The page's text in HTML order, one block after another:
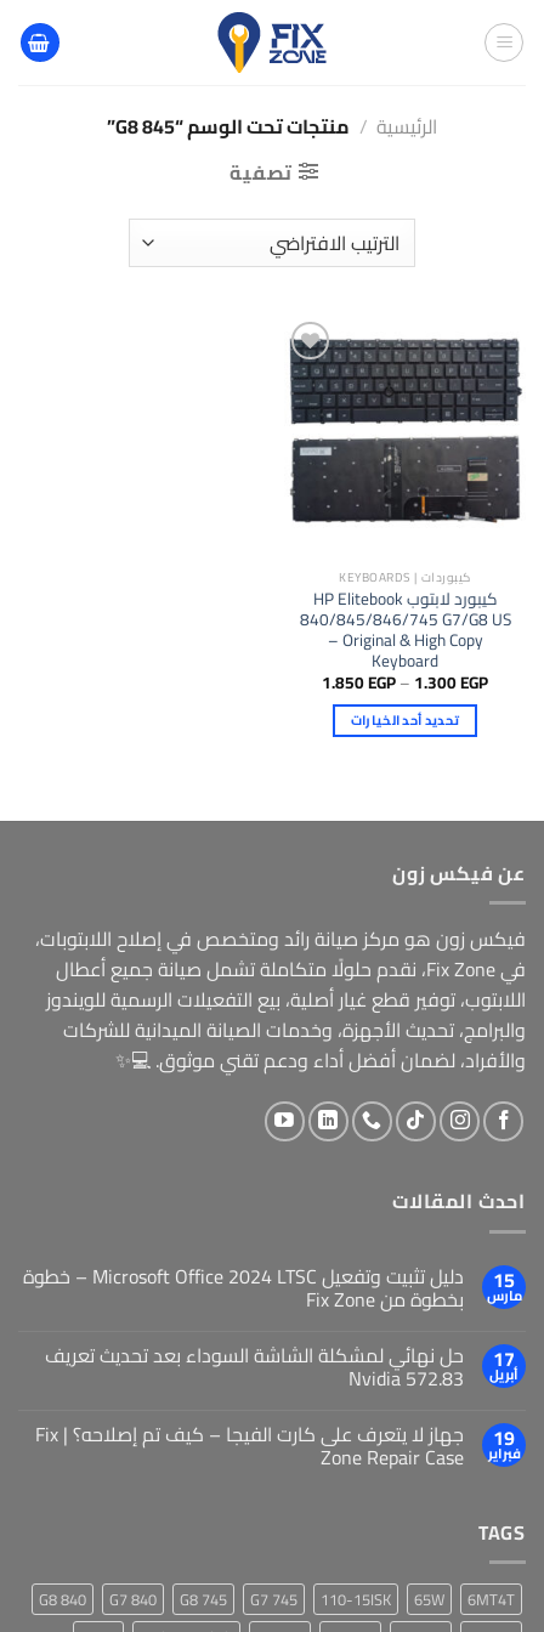
تخطي
للمحتوى
الرئيسية / منتجات تحت الوسم “845 G8”
تصفية
كيبوردات | KEYBOARDS
كيبورد لابتوب HP Elitebook
840/845/846/745 G7/G8 US
– Original & High Copy
Keyboard
1.300EGP
–
1.850EGP
تحديد أحد الخيارات
الأشكال
لهذا
يمكن
اختيار
الخيارات
على
صفحة
المنتج
عن فيكس زون
فيكس زون هو مركز صيانة رائد ومتخصص في إصلاح اللابتوبات،
في Fix Zone، نقدم حلولًا متكاملة تشمل صيانة جميع أعطال
اللابتوب، توفير قطع غيار أصلية، بيع التفعيلات الرسمية للويندوز
والبرامج، تحديث الأجهزة، وخدمات الصيانة الميدانية للشركات
والأفراد، لضمان أفضل أداء ودعم تقني موثوق. 💻✨
احدث المقالات
15
مارس
دليل تثبيت وتفعيل Microsoft Office 2024 LTSC – خطوة
بخطوة من Fix Zone
17
أبريل
حل نهائي لمشكلة الشاشة السوداء بعد تحديث تعريف
Nvidia 572.83
19
فبراير
جهاز لا يتعرف على كارت الفيجا – كيف تم إصلاحه؟ | Fix
Zone Repair Case
TAGS
6MT4T
65W
110-15ISK
745 G7
745 G8
840 G7
840 G8